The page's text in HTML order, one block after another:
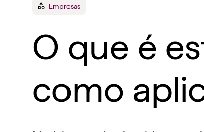
Empresas
O que é
como